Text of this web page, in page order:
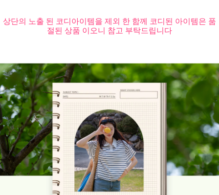
상단의 노출 된 코디아이템을 제외 한 함께 코디된 아이템은 품
절된 상품 이오니 참고 부탁드립니다